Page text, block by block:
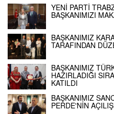
YENİ PARTİ
BAŞKANIMIZI
BAŞKANIMIZ
TARAFINDAN
BAŞKANIMIZ
HAZIRLADIĞI
KATILDI
BAŞKANIMIZ
PERDE'NİN